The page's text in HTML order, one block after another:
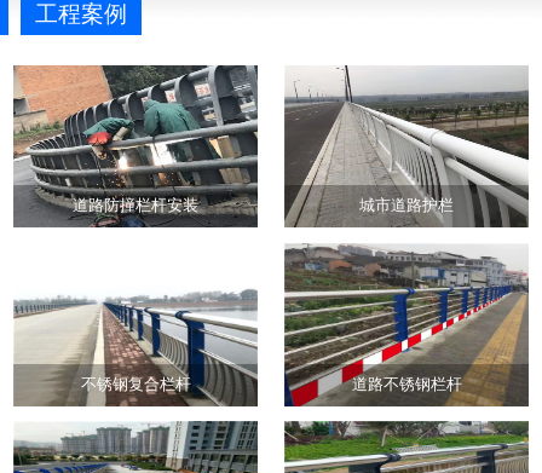
工程案例
道路防撞栏杆安装 城市道路护栏
不锈钢复合栏杆 道路不锈钢栏杆